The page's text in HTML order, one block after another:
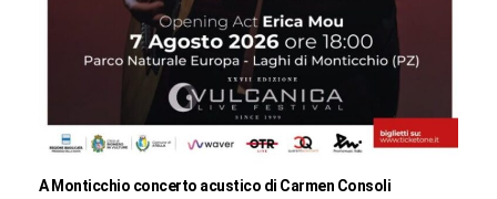
A Monticchio concerto acustico di Carmen Consoli